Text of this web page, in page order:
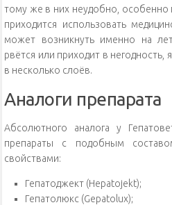
тому же в них неудобно,
приходится использовать
может возникнуть именно на
рвётся или приходит в
в несколько слоёв.
Аналоги препарата
Абсолютного аналога у
препараты с подобным
свойствами:
Гепатоджект (Hepatojekt);
Гепатолюкс (Gepatolux);